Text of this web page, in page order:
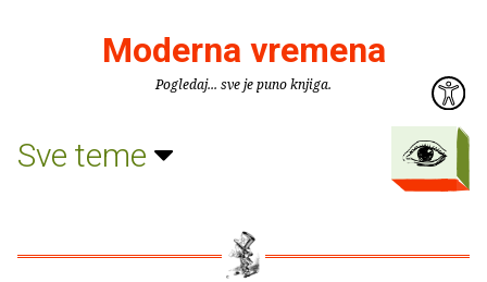
Moderna vremena
Pogledaj... sve je puno knjiga.
Sve teme